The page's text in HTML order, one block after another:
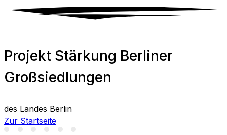
Projekt Stärkung Berliner
Großsiedlungen
des Landes Berlin
Zur Startseite